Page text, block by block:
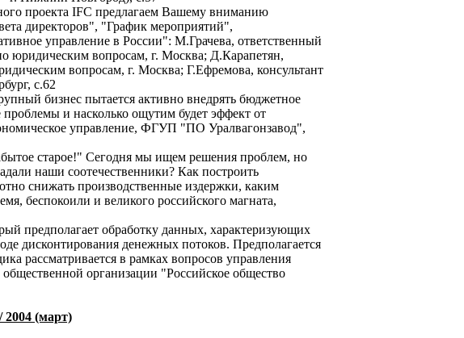
проекта IFC предлагаем Вашему вниманию
директоров", "График мероприятий",
управление в России": М.Грачева, ответственный
юридическим вопросам, г. Москва; Д.Карапетян,
вопросам, г. Москва; Г.Ефремова, консультант
с.62
бизнес пытается активно внедрять бюджетное
и насколько ощутим будет эффект от
управление, ФГУП "ПО Уралвагонзавод",
старое!" Сегодня мы ищем решения проблем, но
наши соотечественники? Как построить
снижать производственные издержки, каким
беспокоили и великого российского магната,
предполагает обработку данных, характеризующих
дисконтирования денежных потоков. Предполагается
рассматривается в рамках вопросов управления
организации "Российское общество
(март)